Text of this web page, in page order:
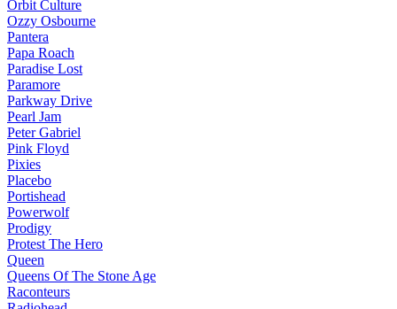
Orbit Culture
Ozzy Osbourne
Pantera
Papa Roach
Paradise Lost
Paramore
Parkway Drive
Pearl Jam
Peter Gabriel
Pink Floyd
Pixies
Placebo
Portishead
Powerwolf
Prodigy
Protest The Hero
Queen
Queens Of The Stone Age
Raconteurs